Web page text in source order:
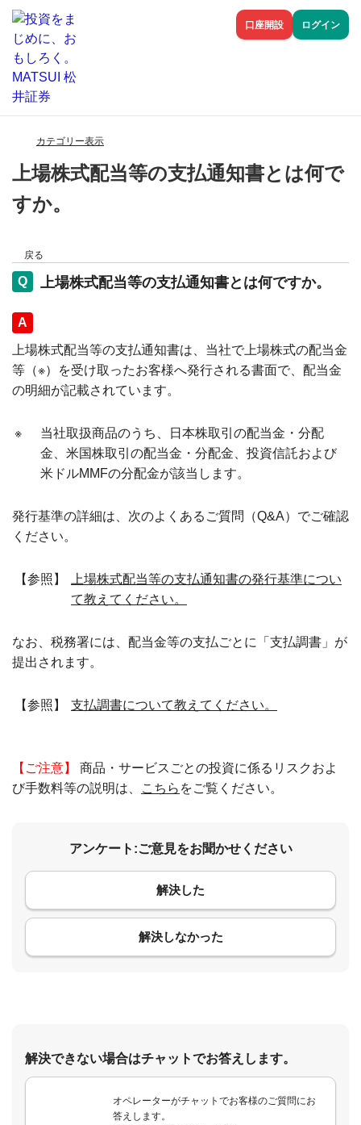
口座開設 ログイン
カテゴリー表示
上場株式配当等の支払通知書とは何で
すか。
戻る
上場株式配当等の支払通知書とは何ですか。
回答
上場株式配当等の支払通知書は、当社で上場株式の配当金
等（※）を受け取ったお客様へ発行される書面で、配当金
の明細が記載されています。
※
当社取扱商品のうち、日本株取引の配当金・分配
金、米国株取引の配当金・分配金、投資信託および
米ドルMMFの分配金が該当します。
発行基準の詳細は、次のよくあるご質問（Q&A）でご確認
ください。
【参照】
上場株式配当等の支払通知書の発行基準につい
て教えてください。
なお、税務署には、配当金等の支払ごとに「支払調書」が
提出されます。
【参照】 支払調書について教えてください。
【ご注意】
商品・サービスごとの投資に係るリスクおよ
び手数料等の説明は、
こちら をご覧ください。
アンケート:ご意見をお聞かせください
解決した
解決しなかった
コメント
解決できない場合はチャットでお答えします。
オペレーターがチャットでお客様のご質問にお
答えします。